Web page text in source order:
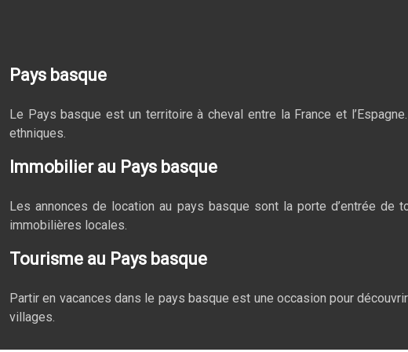
Pays basque
Le Pays basque est un territoire à cheval entre la France et
ethniques.
Immobilier au Pays basque
Les annonces de location au pays basque sont la porte d’entrée
immobilières locales.
Tourisme au Pays basque
Partir en vacances dans le pays basque est une occasion pour
villages.